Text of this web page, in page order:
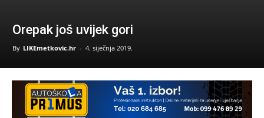
Orepak još uvijek gori
By LIKEmetkovic.hr - 4. siječnja 2019.